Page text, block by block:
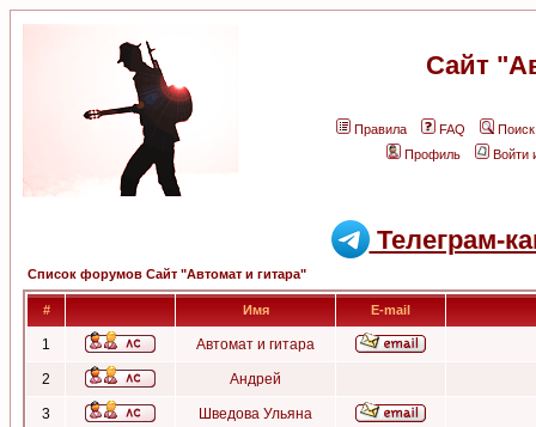
Сайт
Правила FAQ
Поиск
Профиль
Войти
Телеграм-
Список форумов Сайт "Автомат и гитара"
# Имя E-mail
1 Автомат и гитара
2 Андрей
3 Шведова Ульяна